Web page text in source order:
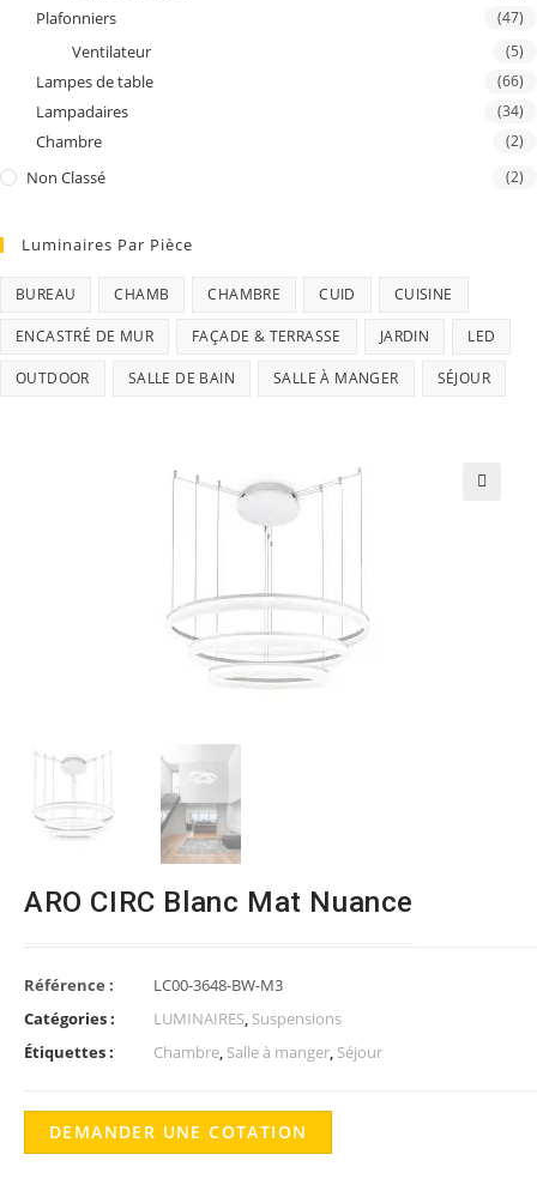
Plafonniers (47)
Ventilateur (5)
Lampes de table (66)
Lampadaires (34)
Chambre (2)
Non Classé (2)
Luminaires Par Pièce
BUREAU CHAMB CHAMBRE CUID CUISINE
ENCASTRÉ DE MUR FAÇADE & TERRASSE JARDIN LED
OUTDOOR SALLE DE BAIN SALLE À MANGER SÉJOUR
ARO CIRC Blanc Mat Nuance
Référence :
LC00-3648-BW-M3
Catégories :
LUMINAIRES, Suspensions
Étiquettes :
Chambre, Salle à manger, Séjour
DEMANDER UNE COTATION